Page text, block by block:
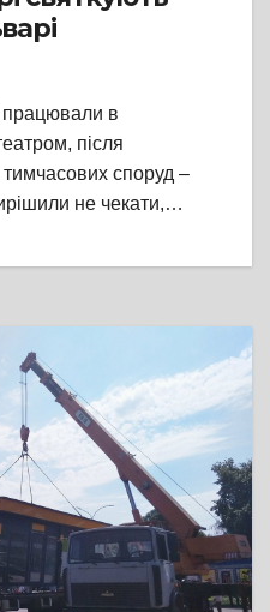
працювали в
після
споруд –
не чекати,…